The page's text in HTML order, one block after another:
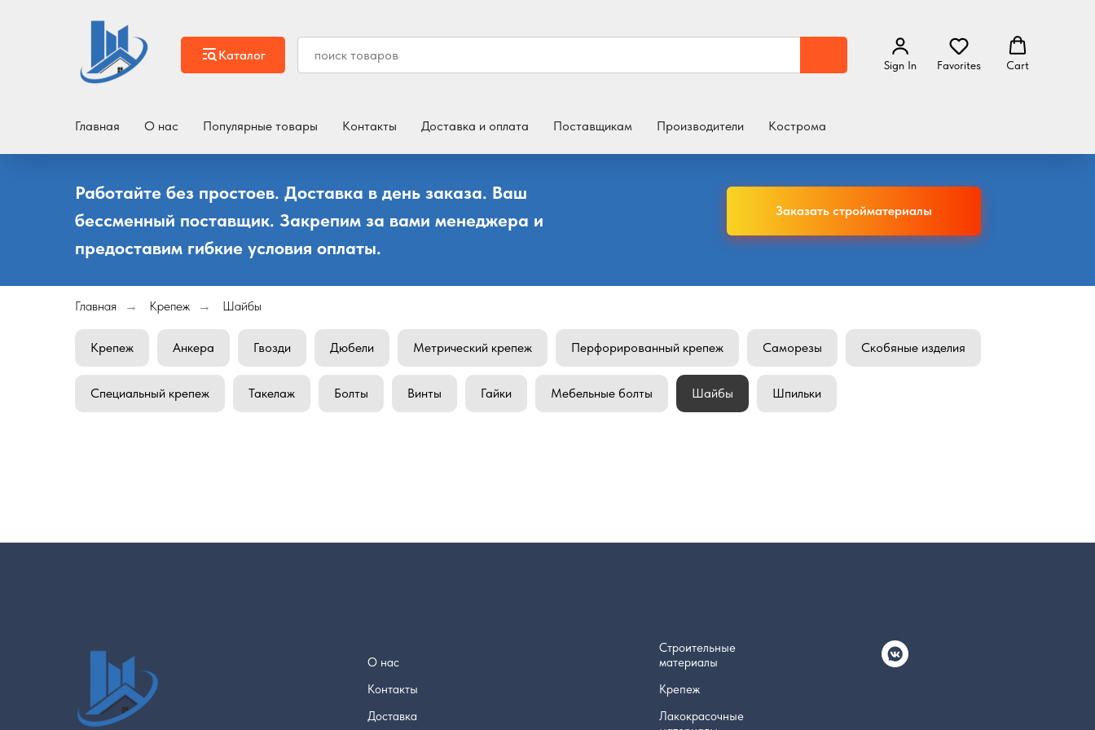
Каталог
Sign In Favorites Cart
Главная О нас Популярные товары Контакты Доставка и оплата Поставщикам Производители Кострома
Работайте без простоев. Доставка в день заказа. Ваш
бессменный поставщик. Закрепим за вами менеджера и
предоставим гибкие условия оплаты.
Заказать стройматериалы
Главная → Крепеж → Шайбы
Крепеж Анкера Гвозди Дюбели Метрический крепеж Перфорированный крепеж Саморезы Скобяные изделия
Специальный крепеж Такелаж Болты Винты Гайки Мебельные болты Шайбы Шпильки
О нас
Контакты
Доставка
Строительные
материалы
Крепеж
Лакокрасочные